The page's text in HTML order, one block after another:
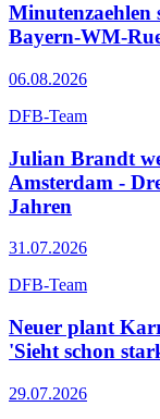
Minutenzaehlen
Bayern-WM-
06.08.2026
DFB-Team
Julian Brandt
Amsterdam -
Jahren
31.07.2026
DFB-Team
Neuer plant
'Sieht schon
29.07.2026